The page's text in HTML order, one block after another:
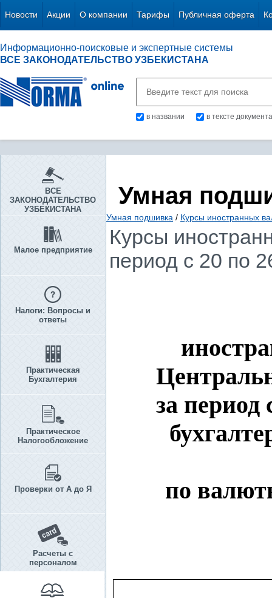
Новости Акции О компании Тарифы Публичная оферта
Информационно-поисковые и экспертные системы
ВСЕ ЗАКОНОДАТЕЛЬСТВО УЗБЕКИСТАНА
в названии в тексте документа
ВСЕ
ЗАКОНОДАТЕЛЬСТВО
УЗБЕКИСТАНА
Малое предприятие
Налоги: Вопросы и
ответы
Практическая
Бухгалтерия
Практическое
Налогообложение
Проверки от А до Я
Расчеты с
персоналом
Умная
Умная подшивка / Курсы иностранных
Курсы
период с 20 по
за период
по